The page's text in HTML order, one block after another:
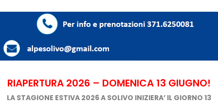
RIAPERTURA 2026 – DOMENICA 13 GIUGNO!
LA STAGIONE ESTIVA 2026 A SOLIVO INIZIERA’ IL GIORNO 13